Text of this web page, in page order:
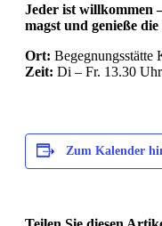
Jeder ist willkommen
magst und genieße
Ort:
Zeit: Di – Fr. 13.30
Zum Kalender